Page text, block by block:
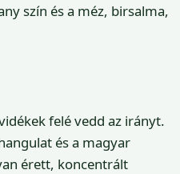
szín és a méz, birsalma,
felé vedd az irányt.
és a magyar
érett, koncentrált